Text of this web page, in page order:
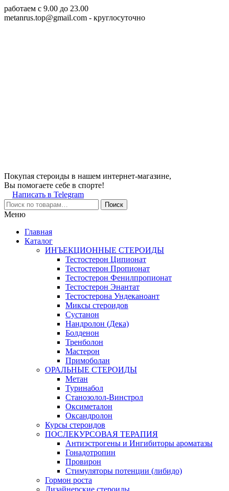
работаем c 9.00 до 23.00
metanrus.top@gmail.com - круглосуточно
Покупая стероиды в нашем интернет-магазине,
Вы помогаете себе в спорте!
Написать в Telegram
Поиск
Меню
Главная
Каталог
ИНЪЕКЦИОННЫЕ СТЕРОИДЫ
Тестостерон Ципионат
Тестостерон Пропионат
Тестостерон Фенилпропионат
Тестостерон Энантат
Тестостерона Ундеканоант
Миксы стероидов
Сустанон
Нандролон (Дека)
Болденон
Тренболон
Мастерон
Примоболан
ОРАЛЬНЫЕ СТЕРОИДЫ
Метан
Туринабол
Станозолол-Винстрол
Оксиметалон
Оксандролон
Курсы стероидов
ПОСЛЕКУРСОВАЯ ТЕРАПИЯ
Антиэстрогены и Ингибиторы ароматазы
Гонадотропин
Провирон
Стимуляторы потенции (либидо)
Гормон роста
Дизайнерские стероиды